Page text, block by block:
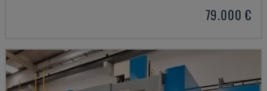
79.000 €